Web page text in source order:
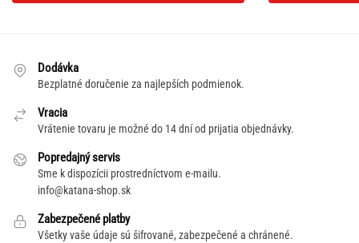
370.00 €.320.00 €.
390.00 €.
Dodávka
Bezplatné doručenie za najlepších podmienok.
Vracia
Vrátenie tovaru je možné do 14 dní od prijatia objednávky.
Popredajný servis
Sme k dispozícii prostredníctvom e-mailu.
info@katana-shop.sk
Zabezpečené platby
Všetky vaše údaje sú šifrované, zabezpečené a chránené.